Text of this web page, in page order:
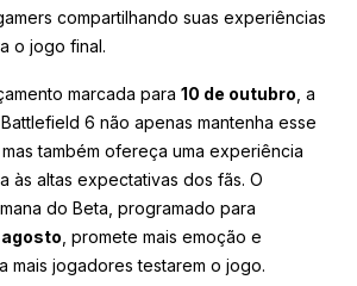
compartilhando suas experiências
o jogo final.
marcada para 10 de outubro , a
6 não apenas mantenha esse
também ofereça uma experiência
às altas expectativas dos fãs. O
do Beta, programado para
agosto , promete mais emoção e
mais jogadores testarem o jogo.